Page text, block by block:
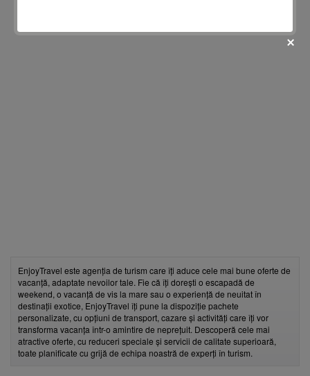
EnjoyTravel este agenția de turism care îți aduce cele mai bune oferte de
vacanță, adaptate nevoilor tale. Fie că îți dorești o escapadă de
weekend, o vacanță de vis la mare sau o experiență de neuitat în
destinații exotice, EnjoyTravel îți pune la dispoziție pachete
personalizate, cu opțiuni de transport, cazare și activități care îți vor
transforma vacanța într-o amintire de neprețuit. Descoperă cele mai
atractive oferte, cu reduceri speciale și servicii de calitate superioară,
toate planificate cu grijă de echipa noastră de experți în turism.